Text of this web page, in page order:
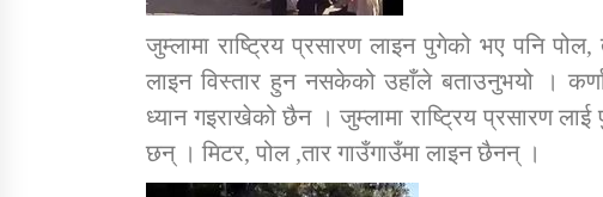
जुम्लामा राष्ट्रिय प्रसारण लाइन पुगेको भए पनि
लाइन विस्तार हुन नसकेको उहाँले बताउनुभयो ।
ध्यान गइराखेको छैन । जुम्लामा राष्ट्रिय प्रसारण
छन् । मिटर, पोल ,तार गाउँगाउँमा लाइन छैनन् ।